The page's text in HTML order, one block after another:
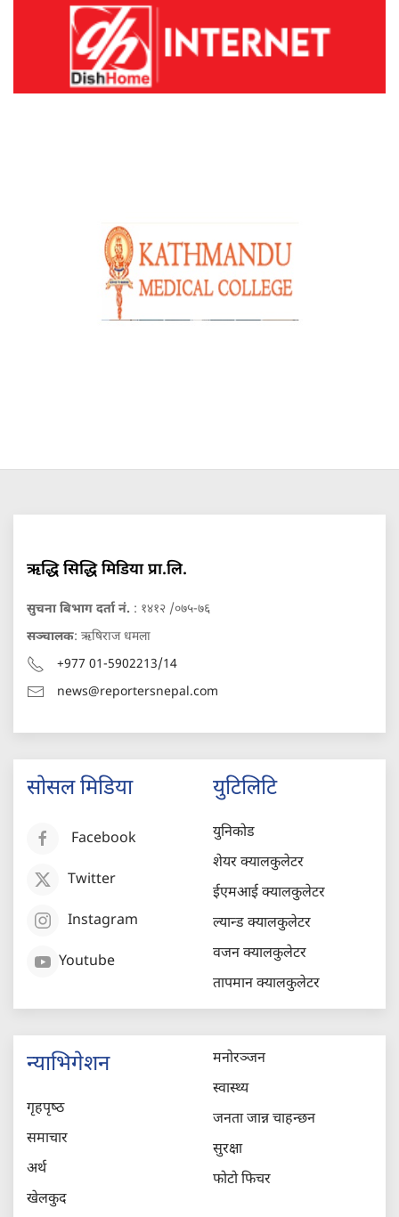
ऋद्धि सिद्धि मिडिया प्रा.लि.
सुचना बिभाग दर्ता नं. : १४१२ /०७५-७६
सञ्चालक: ऋषिराज धमला
+977 01-5902213/14
news@reportersnepal.com
सोसल मिडिया
Facebook
Twitter
Instagram
Youtube
युटिलिटि
युनिकोड
शेयर क्यालकुलेटर
ईएमआई क्यालकुलेटर
ल्यान्ड क्यालकुलेटर
वजन क्यालकुलेटर
तापमान क्यालकुलेटर
न्याभिगेशन
गृहपृष्‍ठ
समाचार
अर्थ
खेलकुद
मनोरञ्जन
स्वास्थ्य
जनता जान्न चाहन्छन
सुरक्षा
फोटो फिचर